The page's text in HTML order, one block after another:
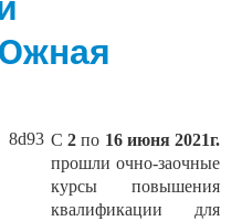
С2 по 16 июня 2021г.
прошли очно-заочные
курсы повышения
квалификации для